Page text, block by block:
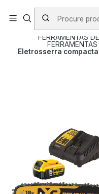
PORTES INCLUÍDOS
Início PRODUTOS
FERRAMENTAS
Eletrosserra compacta